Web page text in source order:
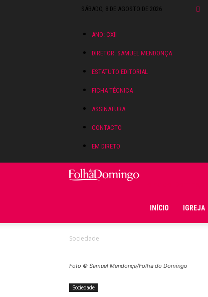
SÁBADO, 8 DE AGOSTO DE 2026
ANO: CXII
DIRETOR: SAMUEL MENDONÇA
ESTATUTO EDITORIAL
FICHA TÉCNICA
ASSINATURA
CONTACTO
EM DIRETO
INÍCIO IGREJA
Sociedade
Foto © Samuel Mendonça/Folha do Domingo
Sociedade